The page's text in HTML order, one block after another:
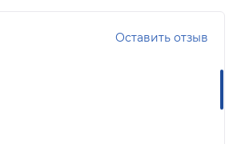
Оставить отзыв